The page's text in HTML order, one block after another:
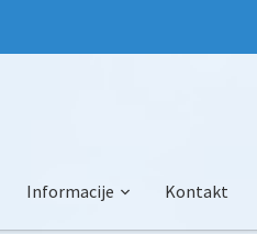
Informacije Kontakt